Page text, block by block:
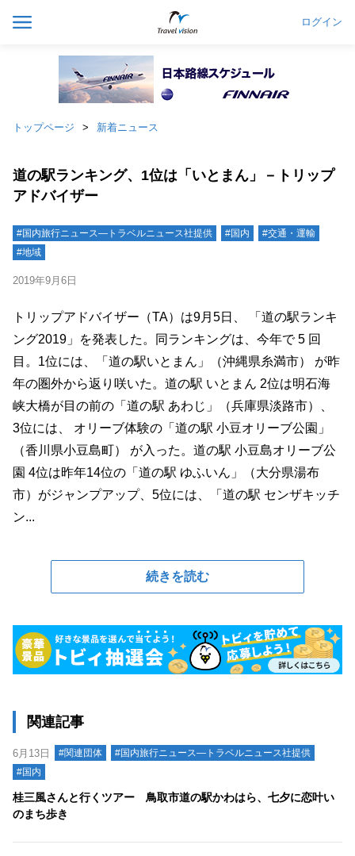
ログイン
トップページ 新着ニュース
道の駅ランキング、1位は「いとまん」－トリップ
アドバイザー
#国内旅行ニュース―トラベルニュース社提供 #国内
#交通・運輸
#地域
2019年9月6日
トリップアドバイザー（TA）は9月5日、 「道の駅ランキ
ング2019」を発表した。同ランキングは、今年で 5 回
目。1位には、「道の駅いとまん」（沖縄県糸満市） が昨
年の圏外から返り咲いた。道の駅 いとまん 2位は明石海
峡大橋が目の前の「道の駅 あわじ」（兵庫県淡路市）、
3位には、 オリーブ体験の「道の駅 小豆オリーブ公園」
（香川県小豆島町） が入った。道の駅 小豆島オリーブ公
園 4位は昨年14位の「道の駅 ゆふいん」（大分県湯布
市）がジャンプアップ、5位には、「道の駅 センザキッチ
ン...
続きを読む
関連記事
6月13日 #関連団体
#国内旅行ニュース―トラベルニュース社提供
#国内
桂三風さんと行くツアー 鳥取市道の駅かわはら、七夕に恋叶い
のまち歩き